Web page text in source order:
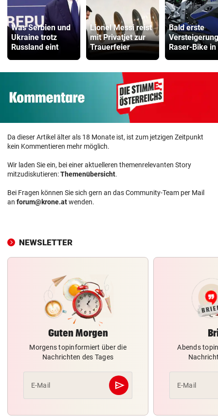
Was Serbien und
Ukraine trotz
Russland eint
Lionel Messi reist
mit Privatjet zur
Trauerfeier
Bald erste
Raser-Bike in
Da dieser Artikel älter als 18 Monate ist, ist zum jetzigen Zeitpunkt
kein Kommentieren mehr möglich.
Wir laden Sie ein, bei einer aktuelleren themenrelevanten Story
mitzudiskutieren:Themenübersicht.
Bei Fragen können Sie sich gern an das Community-Team per Mail
an forum@krone.atwenden.
NEWSLETTER
Guten Morgen
Morgens topinformiert über die
Nachrichten des Tages
E-Mail send
Abschicken
Abends
E-Mail